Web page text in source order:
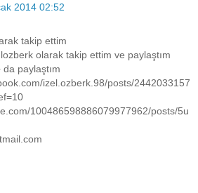
2014 02:52
takip ettim
olarak takip ettim ve paylaştım
paylaştım
izel.ozberk.98/posts/2442033157
100486598886079977962/posts/5u